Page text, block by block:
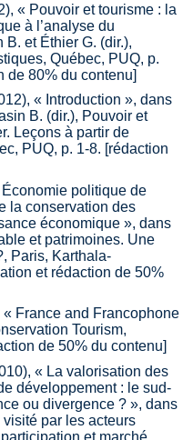
« Pouvoir et tourisme : la
à l’analyse du
et Éthier G. (dir.),
Québec, PUQ, p.
de 80% du contenu]
« Introduction », dans
B. (dir.), Pouvoir et
Leçons à partir de
PUQ, p. 1-8. [rédaction
politique de
la conservation des
économique », dans
et patrimoines. Une
Paris, Karthala-
et rédaction de 50%
France and Francophone
Tourism,
de 50% du contenu]
« La valorisation des
développement : le sud-
ou divergence ? », dans
visité par les acteurs
et marché,